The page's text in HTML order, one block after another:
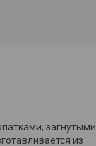
загнутыми
из